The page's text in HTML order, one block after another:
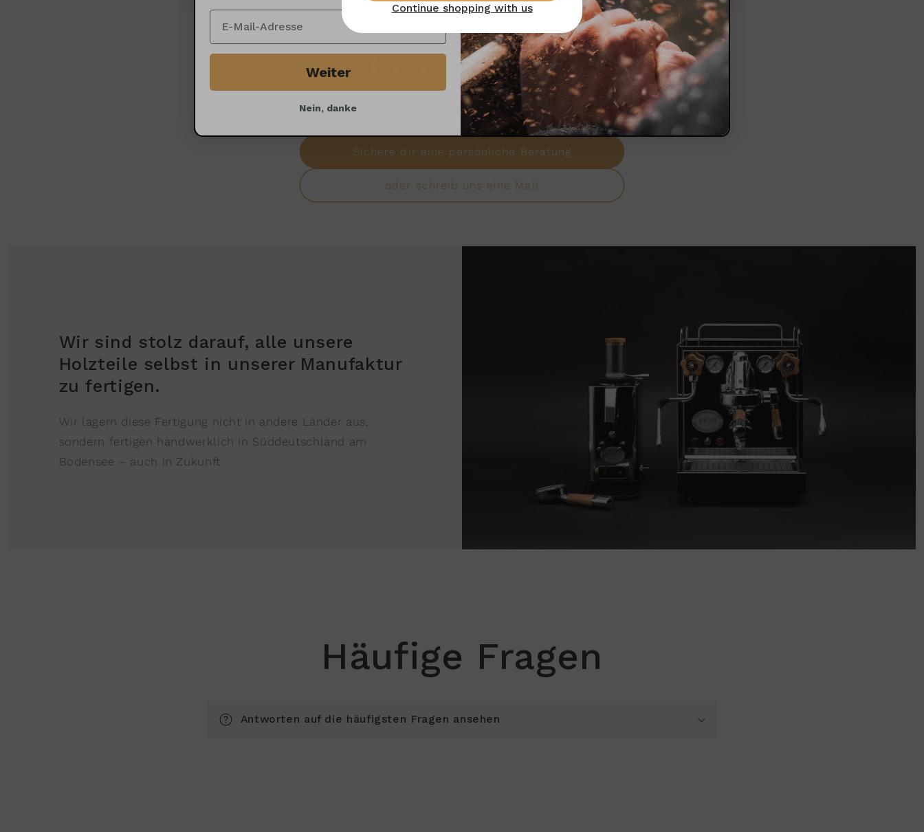
Continue shopping with us
Offene Fragen?
Unser hilfbereites Team aus Profis steht dir gerne mit Rat und Tat zur Seite
Sichere dir eine persönliche Beratung
oder schreib uns eine Mail
Wir sind stolz darauf, alle unsere
Holzteile selbst in unserer Manufaktur
zu fertigen.
Wir lagern diese Fertigung nicht in andere Länder aus,
sondern fertigen handwerklich in Süddeutschland am
Bodensee – auch in Zukunft.
Häufige Fragen
Antworten auf die häufigsten Fragen ansehen
Weiter
Nein, danke